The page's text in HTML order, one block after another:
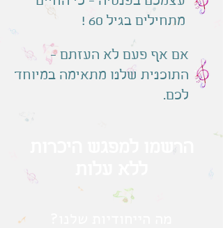
מתחילים בגיל 60 !
אם אף פעם לא העזתם -
התוכנית שלנו מתאימה במיוחד
לכם.
הרשמו למפגש היכרות